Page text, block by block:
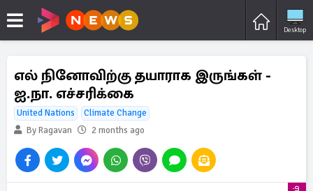
Desktop
எல் நினோவிற்கு தயாராக இருங்கள் -
ஐ.நா. எச்சரிக்கை
United Nations
Climate Change
By Ragavan
2 months ago